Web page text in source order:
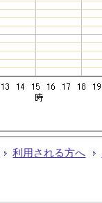
利用される方へ